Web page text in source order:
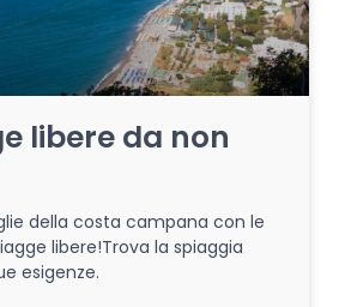
libere da non
della costa campana con le
libere!Trova la spiaggia
esigenze.